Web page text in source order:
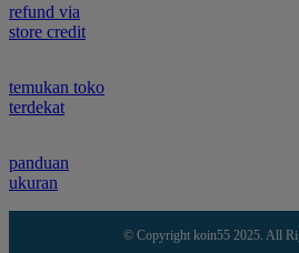
refund via
store credit
temukan toko
terdekat
panduan
ukuran
© Copyright koin55 2025. All